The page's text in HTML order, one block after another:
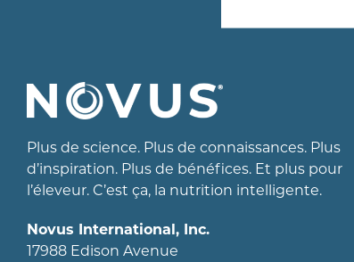
Plus de science. Plus de connaissances. Plus
d’inspiration. Plus de bénéfices. Et plus pour
l’éleveur. C’est ça, la nutrition intelligente.
Novus International, Inc.
17988 Edison Avenue